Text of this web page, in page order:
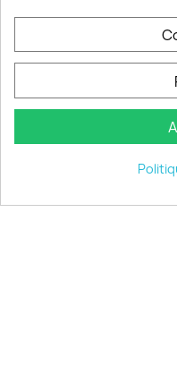
INFORMATIONS
VOTRE COMPTE
INFORMATIONS
© 2026 -